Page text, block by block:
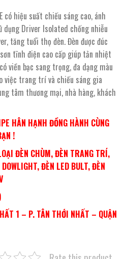
có hiệu suất chiếu sáng cao, ánh
dụng Driver Isolated chống nhiễu
tăng tuổi thọ đèn. Đèn được đúc
tĩnh điện cao cấp giúp tản nhiệt
viền bạc sang trọng, đa dạng màu
việc trang trí và chiếu sáng gia
tâm thương mại, nhà hàng, khách
HÂN HẠNH ĐỒNG HÀNH CÙNG
!
ĐÈN CHÙM, ĐÈN TRANG TRÍ,
ĐÈN LED BULT, ĐÈN
1 – P. TÂN THỚI NHẤT – QUẬN